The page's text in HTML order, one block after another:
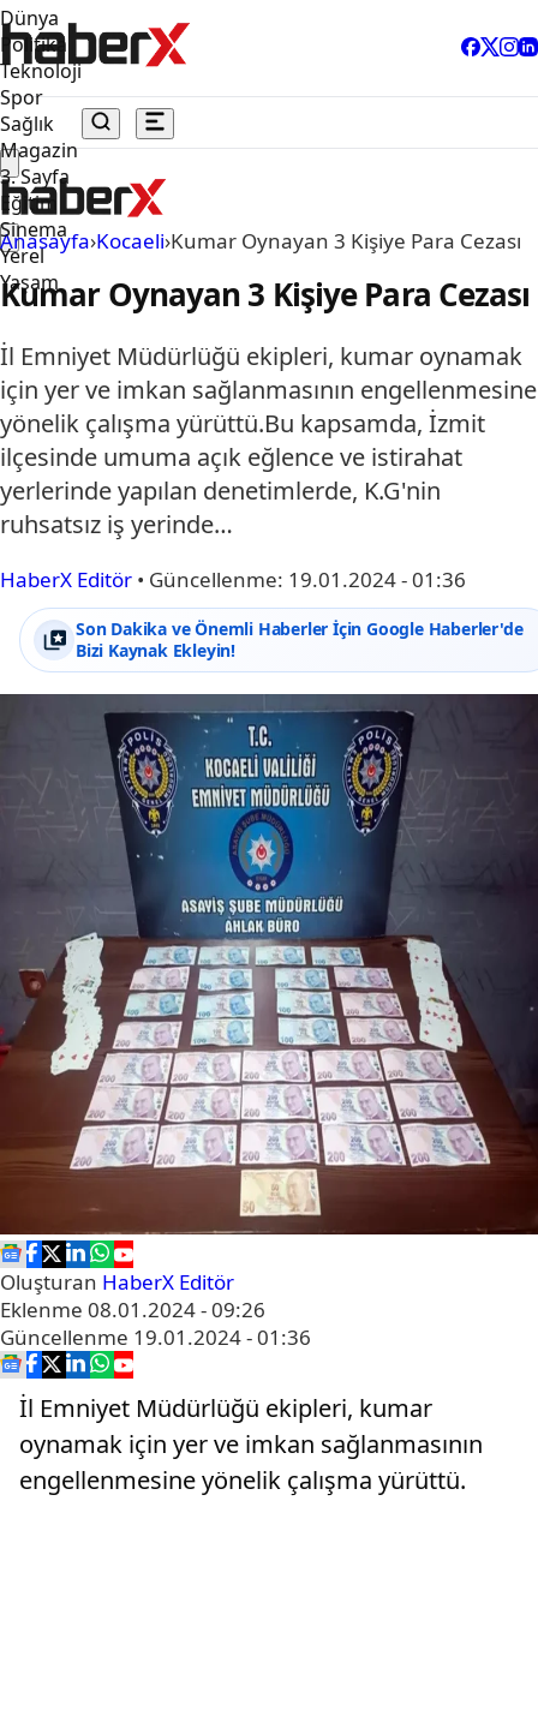
Dünya
Politika
Teknoloji
Spor
Sağlık
Magazin
3. Sayfa
Eğitim
Sinema
Yerel
Yaşam
Anasayfa›Kocaeli›Kumar Oynayan 3 Kişiye Para Cezası
Kumar Oynayan 3 Kişiye Para Cezası
İl Emniyet Müdürlüğü ekipleri, kumar oynamak
için yer ve imkan sağlanmasının engellenmesine
yönelik çalışma yürüttü.Bu kapsamda, İzmit
ilçesinde umuma açık eğlence ve istirahat
yerlerinde yapılan denetimlerde, K.G'nin
ruhsatsız iş yerinde…
HaberX Editör • Güncellenme: 19.01.2024 - 01:36
Son Dakika ve Önemli Haberler İçin Google Haberler'de
Bizi Kaynak Ekleyin!
Oluşturan HaberX Editör
Eklenme 08.01.2024 - 09:26
Güncellenme 19.01.2024 - 01:36
İl Emniyet Müdürlüğü ekipleri, kumar
oynamak için yer ve imkan sağlanmasının
engellenmesine yönelik çalışma yürüttü.